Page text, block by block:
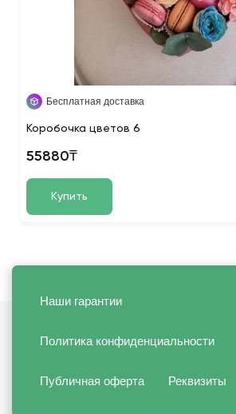
Бесплатная доставка
Коробочка цветов 6
55880₸
Купить
Наши гарантии
Политика конфиденциальности
Публичная оферта Реквизиты